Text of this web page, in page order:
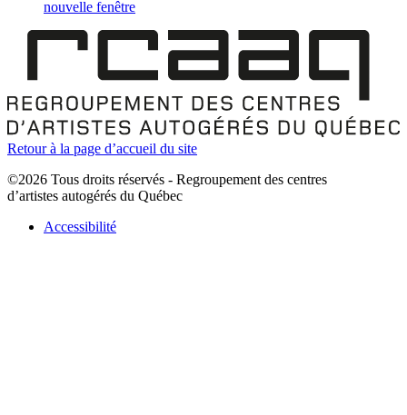
nouvelle fenêtre
Retour à la page d’accueil du site
©2026 Tous droits réservés - Regroupement des centres
d’artistes autogérés du Québec
Accessibilité